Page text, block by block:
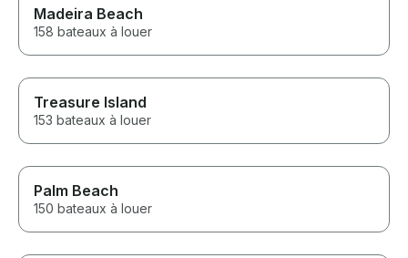
Madeira Beach
158 bateaux à louer
Treasure Island
153 bateaux à louer
Palm Beach
150 bateaux à louer